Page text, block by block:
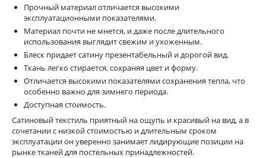
Прочный материал отличается высокими
эксплуатационными показателями.
Материал почти не мнется, и даже после длительного
использования выглядит свежим и ухоженным.
Блеск придает сатину презентабельный и дорогой вид.
Ткань легко стирается, сохраняя цвет и форму.
Отличается высокими показателями сохранения тепла, что
особенно важно для зимнего периода.
Доступная стоимость.
Сатиновый текстиль приятный на ощупь и красивый на вид, а в
сочетании с низкой стоимостью и длительным сроком
эксплуатации он уверенно занимает лидирующие позиции на
рынке тканей для постельных принадлежностей.